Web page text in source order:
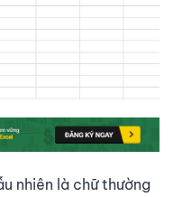
nhiên là chữ thường